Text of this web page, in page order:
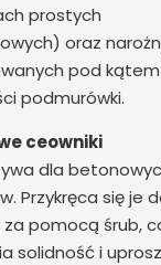
prostych
oraz
pod kątem
podmurówki.
ceowniki
dla
Przykręca się je
za pomocą śrub,
solidność i